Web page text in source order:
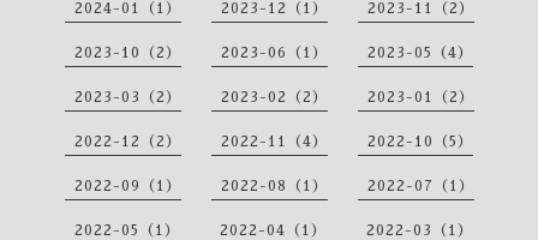
2024-01（1） 2023-12（1） 2023-11（2）
2023-10（2） 2023-06（1） 2023-05（4）
2023-03（2） 2023-02（2） 2023-01（2）
2022-12（2） 2022-11（4） 2022-10（5）
2022-09（1） 2022-08（1） 2022-07（1）
2022-05（1） 2022-04（1） 2022-03（1）